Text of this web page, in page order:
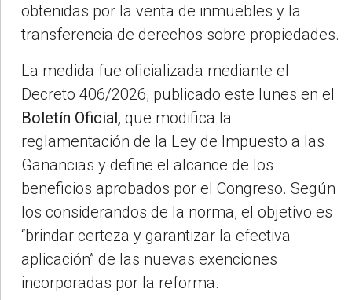
obtenidas por la venta de inmuebles y la
transferencia de derechos sobre propiedades.
La medida fue oficializada mediante el
Decreto 406/2026, publicado este lunes en el
Boletín Oficial, que modifica la
reglamentación de la Ley de Impuesto a las
Ganancias y define el alcance de los
beneficios aprobados por el Congreso. Según
los considerandos de la norma, el objetivo es
“brindar certeza y garantizar la efectiva
aplicación” de las nuevas exenciones
incorporadas por la reforma.